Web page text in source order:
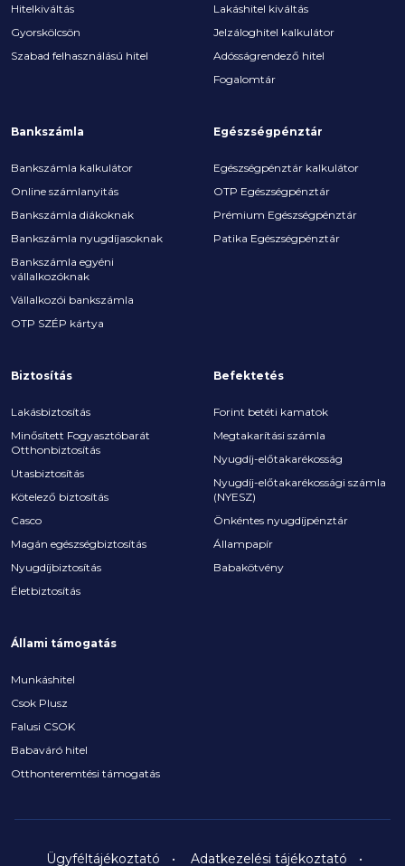
Hitelkiváltás
Gyorskölcsön
Szabad felhasználású hitel
Lakáshitel kiváltás
Jelzáloghitel kalkulátor
Adósságrendező hitel
Fogalomtár
Bankszámla
Bankszámla kalkulátor
Online számlanyitás
Bankszámla diákoknak
Bankszámla nyugdíjasoknak
Bankszámla egyéni
vállalkozóknak
Vállalkozói bankszámla
OTP SZÉP kártya
Egészségpénztár
Egészségpénztár kalkulátor
OTP Egészségpénztár
Prémium Egészségpénztár
Patika Egészségpénztár
Biztosítás
Lakásbiztosítás
Minősített Fogyasztóbarát
Otthonbiztosítás
Utasbiztosítás
Kötelező biztosítás
Casco
Magán egészségbiztosítás
Nyugdíjbiztosítás
Életbiztosítás
Befektetés
Forint betéti kamatok
Megtakarítási számla
Nyugdíj-előtakarékosság
Nyugdíj-előtakarékossági számla
(NYESZ)
Önkéntes nyugdíjpénztár
Állampapír
Babakötvény
Állami támogatás
Munkáshitel
Csok Plusz
Falusi CSOK
Babaváró hitel
Otthonteremtési támogatás
Ügyféltájékoztató Adatkezelési tájékoztató